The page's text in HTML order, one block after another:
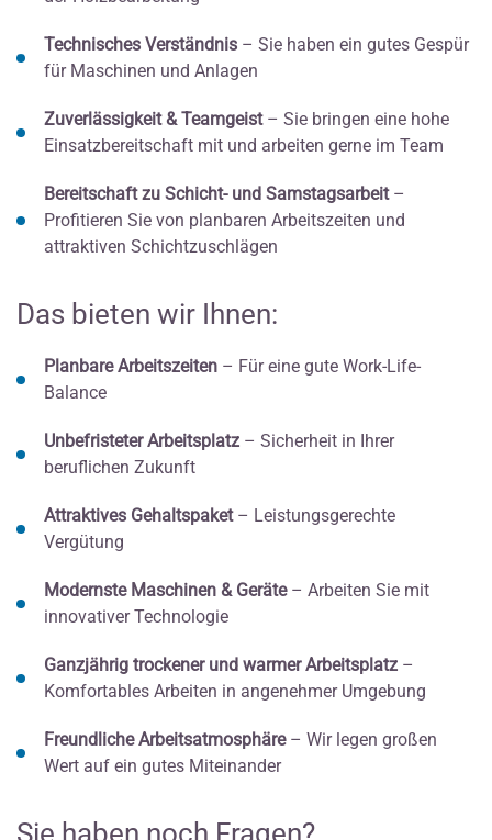
Technisches Verständnis – Sie haben ein gutes Gespür
für Maschinen und Anlagen
Zuverlässigkeit & Teamgeist– Sie bringen eine hohe
Einsatzbereitschaft mit und arbeiten gerne im Team
Bereitschaft zu Schicht- und Samstagsarbeit–
Profitieren Sie von planbaren Arbeitszeiten und
attraktiven Schichtzuschlägen
Das bieten wir Ihnen:
Planbare Arbeitszeiten – Für eine gute Work-Life-
Balance
Unbefristeter Arbeitsplatz – Sicherheit in Ihrer
beruflichen Zukunft
Attraktives Gehaltspaket– Leistungsgerechte
Vergütung
Modernste Maschinen & Geräte– Arbeiten Sie mit
innovativer Technologie
Ganzjährig trockener und warmer Arbeitsplatz –
Komfortables Arbeiten in angenehmer Umgebung
Freundliche Arbeitsatmosphäre– Wir legen großen
Wert auf ein gutes Miteinander
Sie haben noch Fragen?